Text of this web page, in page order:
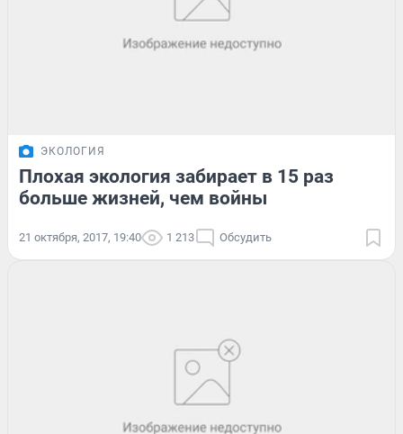
ЭКОЛОГИЯ
Плохая экология забирает в 15 раз
больше жизней, чем войны
21 октября, 2017, 19:40 1 213 Обсудить